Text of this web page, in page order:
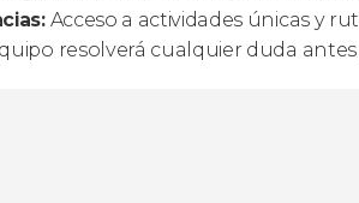
Acceso a actividades únicas y
resolverá cualquier duda antes